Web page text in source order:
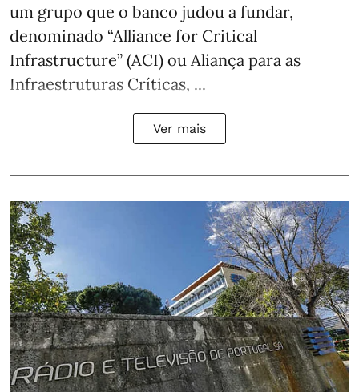
um grupo que o banco judou a fundar,
denominado “Alliance for Critical
Infrastructure” (ACI) ou Aliança para as
Infraestruturas Críticas, ...
Ver mais